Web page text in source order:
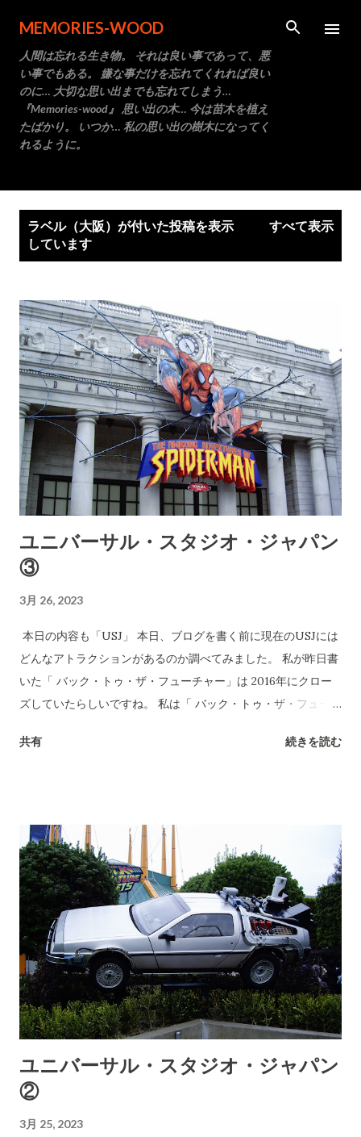
スキップしてメイン コンテンツに移動
MEMORIES-WOOD
人間は忘れる生き物。 それは良い事であって、悪
い事でもある。 嫌な事だけを忘れてくれれば良い
のに… 大切な思い出までも忘れてしまう…
『Memories-wood』 思い出の木… 今は苗木を植え
たばかり。 いつか… 私の思い出の樹木になってく
れるように。
ラベル（大阪）が付いた投稿を表示
しています
すべて表示
ユニバーサル・スタジオ・ジャパン
③
3月 26, 2023
本日の内容も「USJ」 本日、ブログを書く前に現在のUSJには
どんなアトラクションがあるのか調べてみました。 私が昨日書
いた「 バック・トゥ・ザ・フューチャー」は 2016年にクロー
ズしていたらしいですね。 私は「 バック・トゥ・ザ・フューチ
ューチャー」も良いけど… 絶対にスパイダーマンのアトラクシ
てありました。 現在のUSJの事を調べようと思い、ネットで
色々と調べていると… 現在のチケット代がもう限りなく１万円
に近い金額になっている事に驚きました。 １万円… またUSJに
行きたいと思いますが… １万円。 １万円か‥ なかなか実現で
きない様な金額だな。 そんな事を思い、３回に分けた書いた
USJの内容は終わります。 本日はこの辺で。
共有 続きを読む
ユニバーサル・スタジオ・ジャパン
②
3月 25, 2023